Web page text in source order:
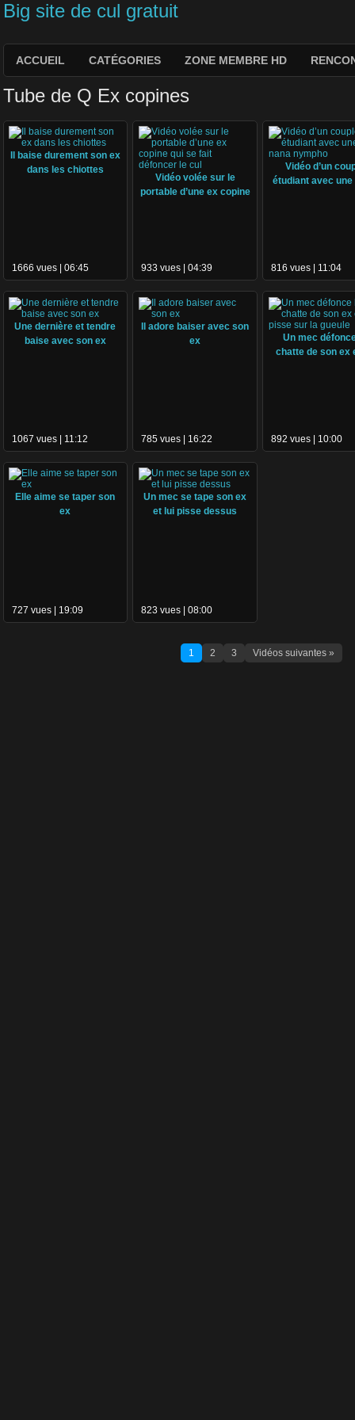
Big site de cul gratuit
ACCUEIL CATÉGORIES ZONE MEMBRE HD
Tube de Q Ex copines
Il baise durement son ex
dans les chiottes
1666 vues | 06:45
Vidéo volée sur le
portable d’une ex copine
933 vues | 04:39
Vidéo d’un
étudiant avec une
816 vues | 11:04
Une dernière et tendre
baise avec son ex
1067 vues | 11:12
Il adore baiser avec son
ex
785 vues | 16:22
Un mec
chatte de son ex
892 vues | 10:00
Elle aime se taper son
ex
727 vues | 19:09
Un mec se tape son ex
et lui pisse dessus
823 vues | 08:00
1 2 3 Vidéos suivantes »